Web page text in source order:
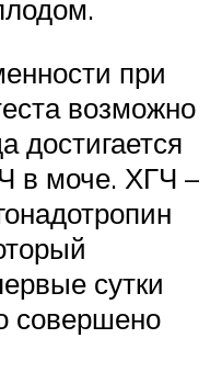
при
возможно
достигается
в моче. ХГЧ –
сутки
совершено